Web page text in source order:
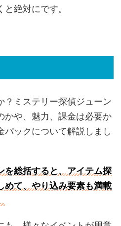
絶対にです。
？ミステリー探偵ジューン
かや、魅力、課金は必要か
パックについて解説しまし
を総括すると、アイテム探
めて、やり込み要素も満載